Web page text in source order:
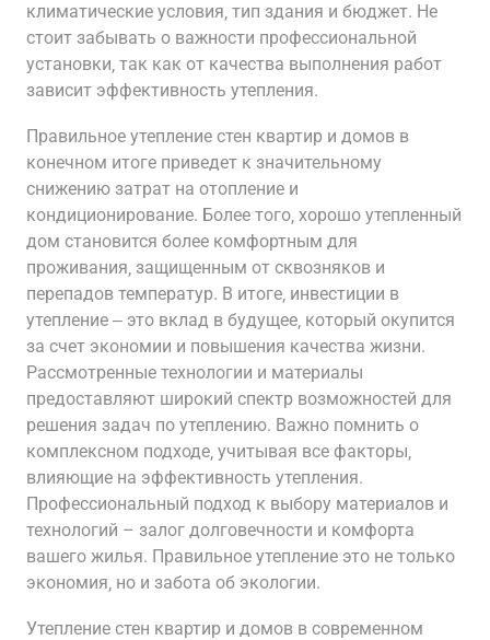
климатические условия‚ тип здания и бюджет. Не
стоит забывать о важности профессиональной
установки‚ так как от качества выполнения работ
зависит эффективность утепления.
Правильное утепление стен квартир и домов в
конечном итоге приведет к значительному
снижению затрат на отопление и
кондиционирование. Более того‚ хорошо утепленный
дом становится более комфортным для
проживания‚ защищенным от сквозняков и
перепадов температур. В итоге‚ инвестиции в
утепление ‒ это вклад в будущее‚ который окупится
за счет экономии и повышения качества жизни.
Рассмотренные технологии и материалы
предоставляют широкий спектр возможностей для
решения задач по утеплению. Важно помнить о
комплексном подходе‚ учитывая все факторы‚
влияющие на эффективность утепления.
Профессиональный подход к выбору материалов и
технологий – залог долговечности и комфорта
вашего жилья. Правильное утепление это не только
экономия‚ но и забота об экологии.
Утепление стен квартир и домов в современном